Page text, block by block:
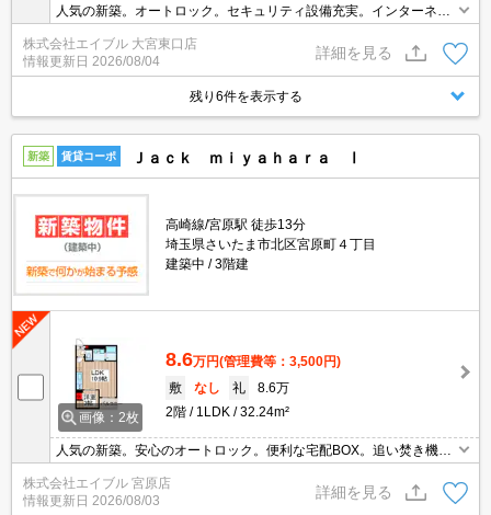
人気の新築。オートロック。セキュリティ設備充実。インターネッ
ト無料。鍵交換代27,000円。駐輪場登録料2,200円要。事務手数料
8,800円。ロフト付き。フリーレント0.5ヶ月。
株式会社エイブル 大宮東口店
情報更新日 2026/08/04
詳細を見る
残り6件を表示する
新築 賃貸コーポ Ｊａｃｋ ｍｉｙａｈａｒａ Ⅰ
高崎線/宮原駅 徒歩13分
埼玉県さいたま市北区宮原町４丁目
建築中
3階建
画像：2枚
8.6万円(管理費等：3,500円)
敷
なし 礼
8.6万
2階
1LDK 32.24m²
人気の新築。安心のオートロック。便利な宅配BOX。追い焚き機能
付きバス。浴室乾燥機、室内物干し付きで雨の日も安心です。エコ
ジョーズで省エネ。内見予約受付中。最新の空室状況はお気軽にお
問い合わせ下さい。
株式会社エイブル 宮原店
情報更新日 2026/08/03
詳細を見る